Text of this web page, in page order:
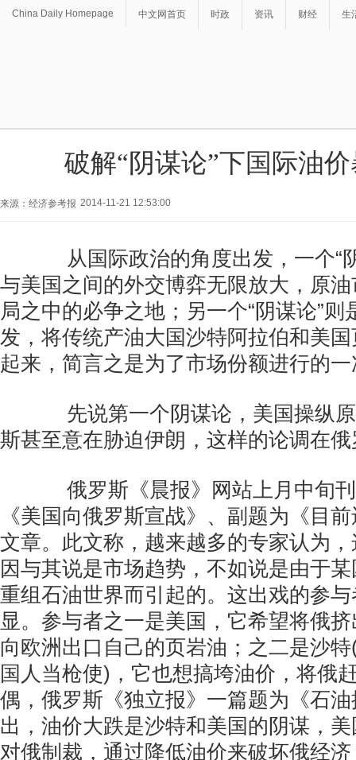
China Daily Homepage 中文网首页 时政 资讯 财经 生
破解“阴谋论”下国际油
来源：经济参考报 2014-11-21 12:53:00
从国际政治的角度出发，一个“
与美国之间的外交博弈无限放大，原
局之中的必争之地；另一个“阴谋论”则
发，将传统产油大国沙特阿拉伯和美
起来，简言之是为了市场份额进行的
先说第一个阴谋论，美国操纵原
斯甚至意在胁迫伊朗，这样的论调在
俄罗斯《晨报》网站上月中旬刊
《美国向俄罗斯宣战》、副题为《目
文章。此文称，越来越多的专家认为
因与其说是市场趋势，不如说是由于
重组石油世界而引起的。这出戏的参
显。参与者之一是美国，它希望将俄
向欧洲出口自己的页岩油；之二是沙
国人当枪使)，它也想搞垮油价，将俄
偶，俄罗斯《独立报》一篇题为《石
出，油价大跌是沙特和美国的阴谋，
对俄制裁，通过降低油价来破坏俄经